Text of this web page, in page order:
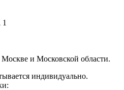
1
Москве и Московской области.
индивидуально.